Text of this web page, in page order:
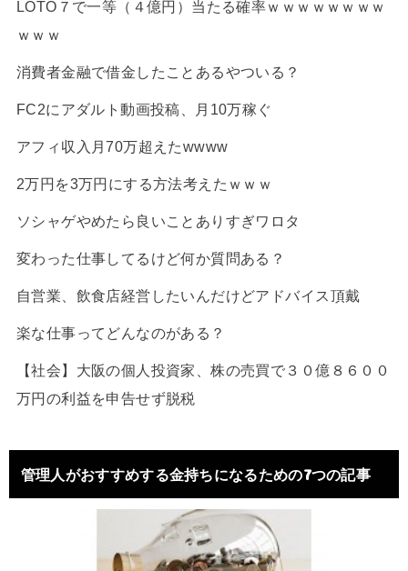
LOTO７で一等（４億円）当たる確率ｗｗｗｗｗｗｗｗ
ｗｗｗ
消費者金融で借金したことあるやついる？
FC2にアダルト動画投稿、月10万稼ぐ
アフィ収入月70万超えたwwww
2万円を3万円にする方法考えたｗｗｗ
ソシャゲやめたら良いことありすぎワロタ
変わった仕事してるけど何か質問ある？
自営業、飲食店経営したいんだけどアドバイス頂戴
楽な仕事ってどんなのがある？
【社会】大阪の個人投資家、株の売買で３０億８６００
万円の利益を申告せず脱税
管理人がおすすめする金持ちになるための7つの記事